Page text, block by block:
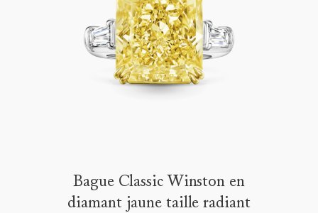
Bague Classic Winston en
diamant jaune taille radiant